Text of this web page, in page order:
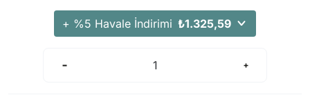
+ %5 Havale İndirimi ₺1.325,59